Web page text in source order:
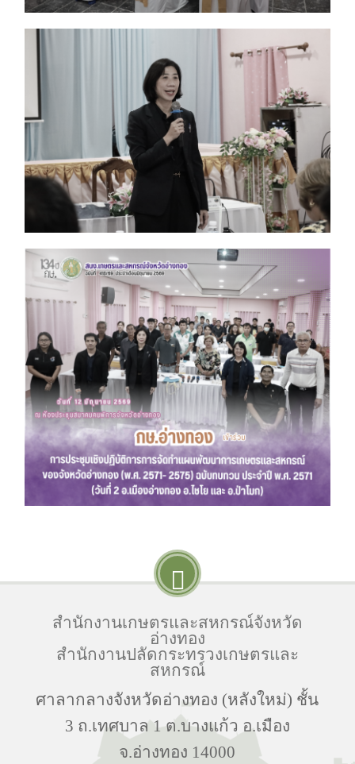
สำนักงานเกษตรและสหกรณ์จังหวัด
อ่างทอง
สำนักงานปลัดกระทรวงเกษตรและ
สหกรณ์
ศาลากลางจังหวัดอ่างทอง (หลังใหม่) ชั้น
3 ถ.เทศบาล 1 ต.บางแก้ว อ.เมือง
จ.อ่างทอง 14000